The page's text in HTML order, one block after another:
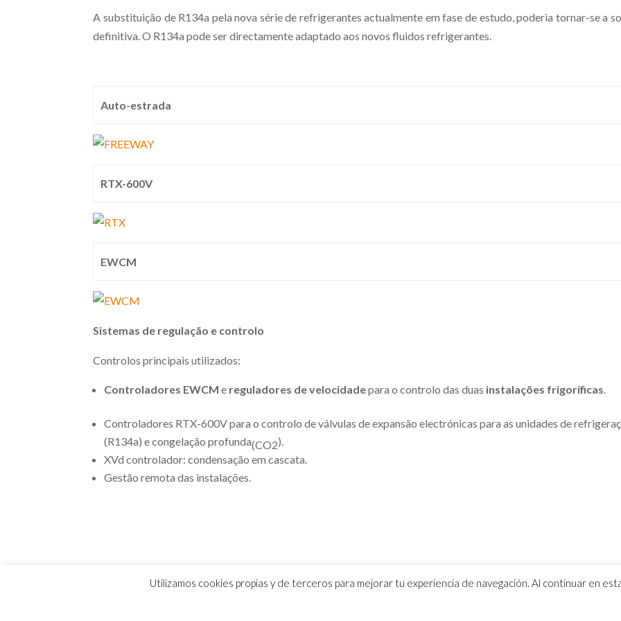
A substituição de R134a pela nova série de refrigerantes actualmente em fase de estudo, poderia tornar-se a
definitiva. O R134a pode ser directamente adaptado aos novos fluidos refrigerantes.
Auto-estrada
RTX-600V
EWCM
Sistemas de regulação e controlo
Controlos principais utilizados:
Controladores EWCM e reguladores de velocidadepara o controlo das duas instalações frigoríficas.
Controladores RTX-600V para o controlo de válvulas de expansão electrónicas para as unidades de
(R134a) e congelação profunda(CO2).
XVd controlador: condensação em cascata.
Gestão remota das instalações.
Utilizamos cookies propias y de terceros para mejorar tu experiencia de navegación. Al continuar en